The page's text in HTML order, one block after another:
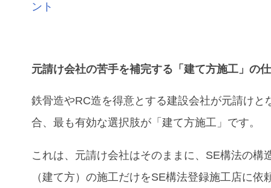
ント
元請け会社の苦手を補完する「建て方施工 」の
鉄骨造やRC造を得意とする建設会社が元請けと
合、最も有効な選択肢が「建て方施工」です。
これは、元請け会社はそのままに、SE構法の構
（建て方）の施工だけをSE構法登録施工店に依